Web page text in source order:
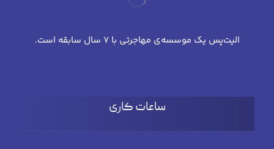
الیت‌پس یک موسسه‌ی مهاجرتی با 7 سال سابقه است.
ساعات کاری